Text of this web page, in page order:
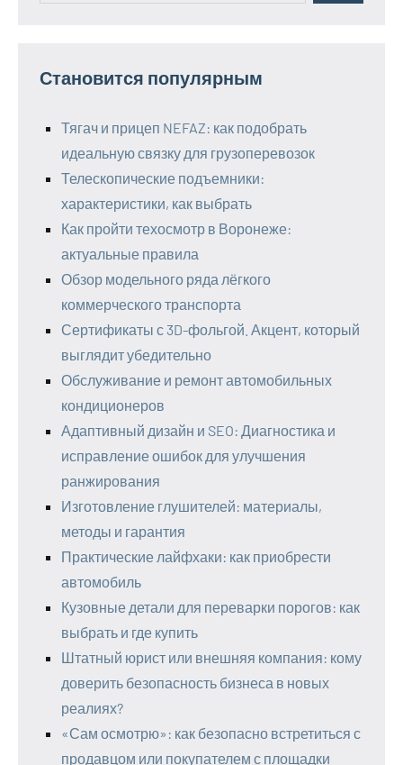
Становится популярным
Тягач и прицеп NEFAZ: как подобрать
идеальную связку для грузоперевозок
Телескопические подъемники:
характеристики, как выбрать
Как пройти техосмотр в Воронеже:
актуальные правила
Обзор модельного ряда лёгкого
коммерческого транспорта
Сертификаты с 3D-фольгой. Акцент, который
выглядит убедительно
Обслуживание и ремонт автомобильных
кондиционеров
Адаптивный дизайн и SEO: Диагностика и
исправление ошибок для улучшения
ранжирования
Изготовление глушителей: материалы,
методы и гарантия
Практические лайфхаки: как приобрести
автомобиль
Кузовные детали для переварки порогов: как
выбрать и где купить
Штатный юрист или внешняя компания: кому
доверить безопасность бизнеса в новых
реалиях?
«Сам осмотрю»: как безопасно встретиться с
продавцом или покупателем с площадки